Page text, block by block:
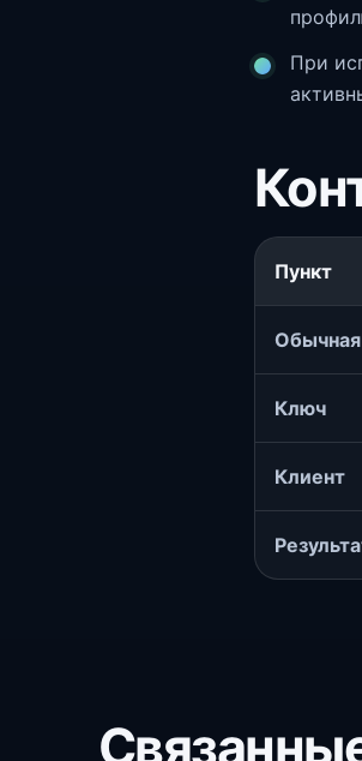
При
Пункт
Обычная
Ключ
Клиент